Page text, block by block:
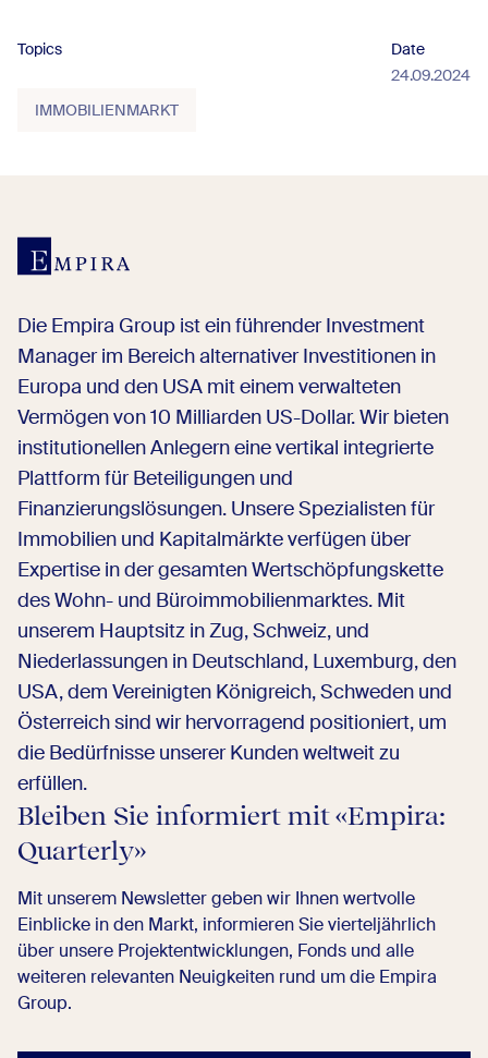
Topics
IMMOBILIENMARKT
Date
24.09.2024
Die Empira Group ist ein führender Investment
Manager im Bereich alternativer Investitionen in
Europa und den USA mit einem verwalteten
Vermögen von 10 Milliarden US-Dollar. Wir bieten
institutionellen Anlegern eine vertikal integrierte
Plattform für Beteiligungen und
Finanzierungslösungen. Unsere Spezialisten für
Immobilien und Kapitalmärkte verfügen über
Expertise in der gesamten Wertschöpfungskette
des Wohn- und Büroimmobilienmarktes. Mit
unserem Hauptsitz in Zug, Schweiz, und
Niederlassungen in Deutschland, Luxemburg, den
USA, dem Vereinigten Königreich, Schweden und
Österreich sind wir hervorragend positioniert, um
die Bedürfnisse unserer Kunden weltweit zu
erfüllen.
Bleiben Sie informiert mit «Empira:
Quarterly»
Mit unserem Newsletter geben wir Ihnen wertvolle
Einblicke in den Markt, informieren Sie vierteljährlich
über unsere Projektentwicklungen, Fonds und alle
weiteren relevanten Neuigkeiten rund um die Empira
Group.